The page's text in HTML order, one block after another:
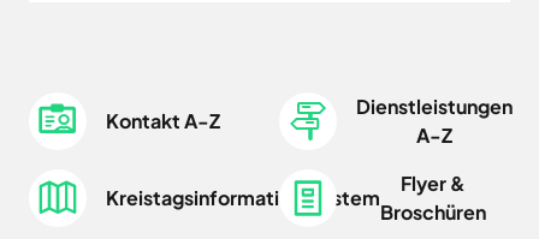
Kontakt A-Z
Dienstleistungen
A-Z
Kreistagsinformationssystem
Flyer &
Broschüren